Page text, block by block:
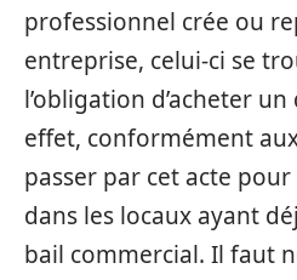
professionnel crée ou
entreprise, celui-ci se
l’obligation d’acheter
effet, conformément
passer par cet acte
dans les locaux ayant
bail commercial. Il faut